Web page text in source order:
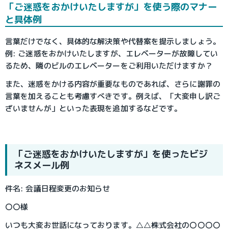
「ご迷惑をおかけいたしますが」を使う際のマナー
と具体例
言葉だけでなく、具体的な解決策や代替案を提示しましょう。
例: ご迷惑をおかけいたしますが、エレベーターが故障してい
るため、隣のビルのエレベーターをご利用いただけますか？
また、迷惑をかける内容が重要なものであれば、さらに謝罪の
言葉を加えることも考慮すべきです。例えば、「大変申し訳ご
ざいませんが」といった表現を追加するなどです。
「ご迷惑をおかけいたしますが」を使ったビジ
ネスメール例
件名: 会議日程変更のお知らせ
〇〇様
いつも大変お世話になっております。△△株式会社の〇〇〇〇